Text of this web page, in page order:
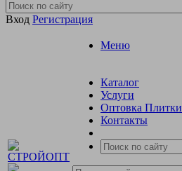
Вход Регистрация
Меню
Каталог
Услуги
Оптовка Плитки
Контакты